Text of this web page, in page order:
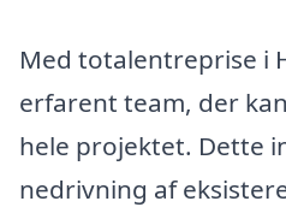
Med totalentreprise i
erfarent team, der
hele projektet. Dette
nedrivning af